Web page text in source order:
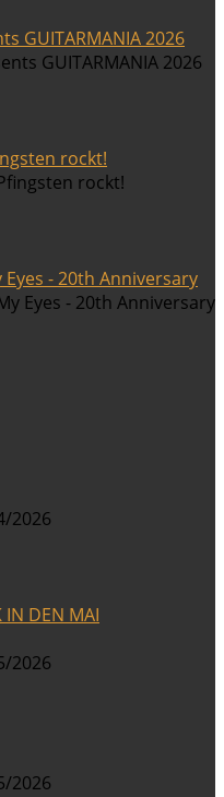
GUITARMANIA 2026
rockt!
- 20th Anniversary
2026
IN DEN MAI
2026
2026